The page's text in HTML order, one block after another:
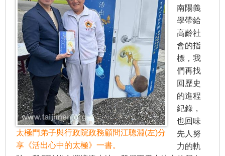
太極門弟子與行政院政務顧問江聰淵(左)分
享《活出心中的太極》一書。
南陽義
學帶給
高齡社
會的指
標，我
們再找
回歷史
的進程
紀錄，
也回味
先人努
力的軌